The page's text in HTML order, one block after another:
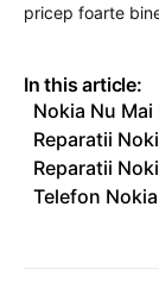
pricep foarte
In this article:
Nokia Nu
Reparatii
Reparatii
Telefon Nokia